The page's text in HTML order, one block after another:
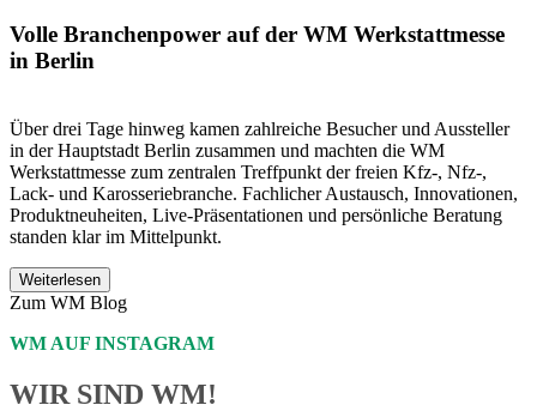
Volle Branchenpower auf der WM Werkstattmesse
in Berlin
Über drei Tage hinweg kamen zahlreiche Besucher und Aussteller
in der Hauptstadt Berlin zusammen und machten die WM
Werkstattmesse zum zentralen Treffpunkt der freien Kfz-, Nfz-,
Lack- und Karosseriebranche. Fachlicher Austausch, Innovationen,
Produktneuheiten, Live-Präsentationen und persönliche Beratung
standen klar im Mittelpunkt.
Weiterlesen
Zum WM Blog
WM AUF INSTAGRAM
WIR SIND WM!